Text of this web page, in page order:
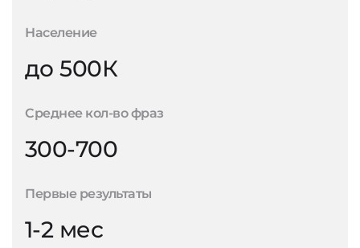
Население
до 500К
Среднее кол-во фраз
300-700
Первые результаты
1-2 мес